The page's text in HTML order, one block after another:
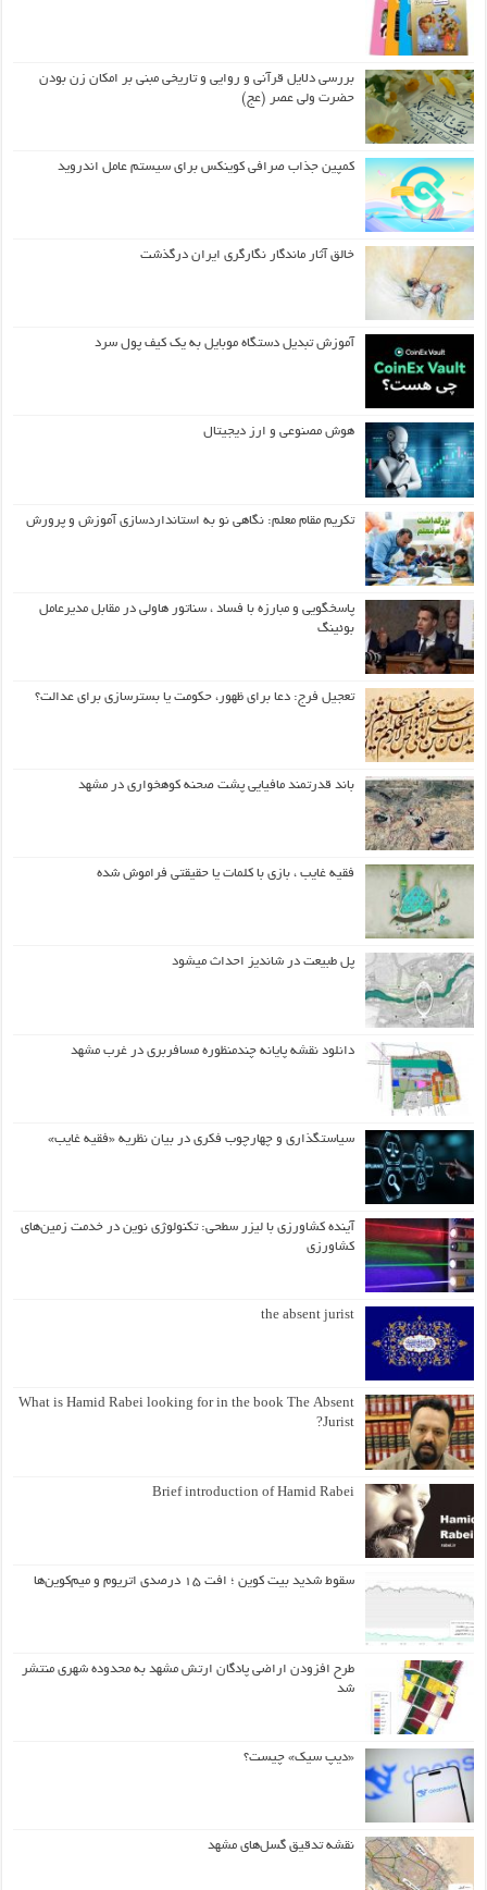
بررسی دلایل قرآنی و روایی و تاریخی مبنی بر امکان زن بودن
حضرت ولی عصر (عج)
کمپین جذاب صرافی کوینکس برای سیستم عامل اندروید
خالق آثار ماندگار نگارگری ایران درگذشت
آموزش تبدیل دستگاه موبایل به یک کیف‌ پول سرد
هوش مصنوعی و ارز دیجیتال
تکریم مقام معلم: نگاهی نو به استانداردسازی آموزش و پرورش
پاسخگویی و مبارزه با فساد ، سناتور هاولی در مقابل مدیرعامل
بوئینگ
تعجیل فرج: دعا برای ظهور، حکومت یا بسترسازی برای عدالت؟
باند قدرتمند مافیایی پشت صحنه کوهخواری در مشهد
فقیه غایب ، بازی با کلمات یا حقیقتی فراموش شده
پل طبیعت در شاندیز احداث میشود
دانلود نقشه پایانه چندمنظوره مسافربری در غرب مشهد
سیاستگذاری و چهارچوب فکری در بیان نظریه «فقیه غایب»
آینده کشاورزی با لیزر سطحی: تکنولوژی نوین در خدمت زمین‌های
کشاورزی
the absent jurist
What is Hamid Rabei looking for in the book The Absent
Jurist?
Brief introduction of Hamid Rabei
سقوط شدید بیت کوین ؛ افت ۱۵ درصدی اتریوم و میم‌کوین‌ها
طرح افزودن اراضی پادگان ارتش مشهد به محدوده شهری منتشر
شد
«دیپ سیک» چیست؟
نقشه تدقیق گسل‌های مشهد